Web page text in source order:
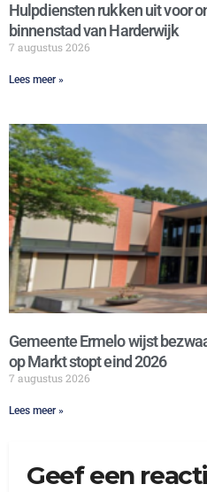
Hulpdiensten rukken uit voor
binnenstad van Harderwijk
7 augustus 2026
Lees meer »
Gemeente Ermelo wijst
op Markt stopt eind 2026
7 augustus 2026
Lees meer »
Geef een